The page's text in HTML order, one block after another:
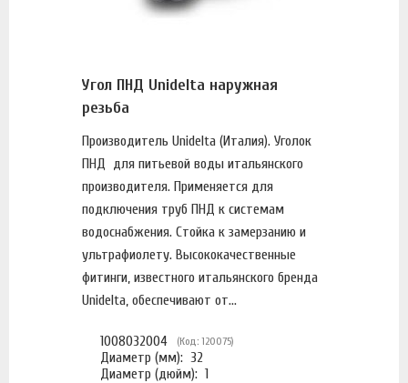
Угол ПНД Unidelta наружная
резьба
Производитель Unidelta (Италия). Уголок
ПНД для питьевой воды итальянского
производителя. Применяется для
подключения труб ПНД к системам
водоснабжения. Стойка к замерзанию и
ультрафиолету. Высококачественные
фитинги, известного итальянского бренда
Unidelta, обеспечивают от...
1008032004 (Код: 120075)
Диаметр (мм): 32
Диаметр (дюйм):1